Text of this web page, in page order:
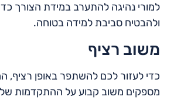
למורי נהיגה להתערב במידת הצורך
ולהבטיח סביבת למידה בטוחה.
משוב רציף
כדי לעזור לכם להשתפר באופן רציף,
מספקים משוב קבוע על ההתקדמות